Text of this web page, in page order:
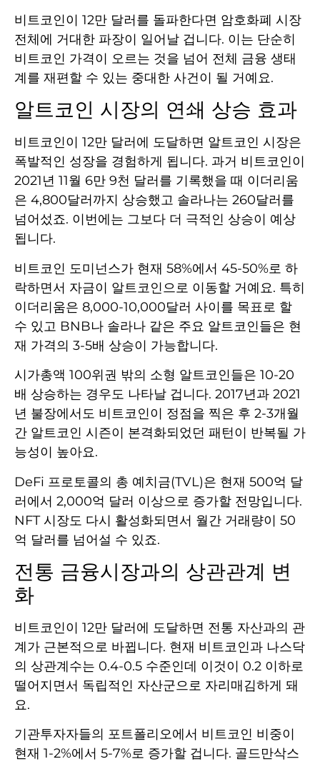
비트코인이 12만 달러를 돌파한다면 암호화폐 시장
전체에 거대한 파장이 일어날 겁니다. 이는 단순히
비트코인 가격이 오르는 것을 넘어 전체 금융 생태
계를 재편할 수 있는 중대한 사건이 될 거예요.
알트코인 시장의 연쇄 상승 효과
비트코인이 12만 달러에 도달하면 알트코인 시장은
폭발적인 성장을 경험하게 됩니다. 과거 비트코인이
2021년 11월 6만 9천 달러를 기록했을 때 이더리움
은 4,800달러까지 상승했고 솔라나는 260달러를
넘어섰죠. 이번에는 그보다 더 극적인 상승이 예상
됩니다.
비트코인 도미넌스가 현재 58%에서 45-50%로 하
락하면서 자금이 알트코인으로 이동할 거예요. 특히
이더리움은 8,000-10,000달러 사이를 목표로 할
수 있고 BNB나 솔라나 같은 주요 알트코인들은 현
재 가격의 3-5배 상승이 가능합니다.
시가총액 100위권 밖의 소형 알트코인들은 10-20
배 상승하는 경우도 나타날 겁니다. 2017년과 2021
년 불장에서도 비트코인이 정점을 찍은 후 2-3개월
간 알트코인 시즌이 본격화되었던 패턴이 반복될 가
능성이 높아요.
DeFi 프로토콜의 총 예치금(TVL)은 현재 500억 달
러에서 2,000억 달러 이상으로 증가할 전망입니다.
NFT 시장도 다시 활성화되면서 월간 거래량이 50
억 달러를 넘어설 수 있죠.
전통 금융시장과의 상관관계 변
화
비트코인이 12만 달러에 도달하면 전통 자산과의 관
계가 근본적으로 바뀝니다. 현재 비트코인과 나스닥
의 상관계수는 0.4-0.5 수준인데 이것이 0.2 이하로
떨어지면서 독립적인 자산군으로 자리매김하게 돼
요.
기관투자자들의 포트폴리오에서 비트코인 비중이
현재 1-2%에서 5-7%로 증가할 겁니다. 골드만삭스